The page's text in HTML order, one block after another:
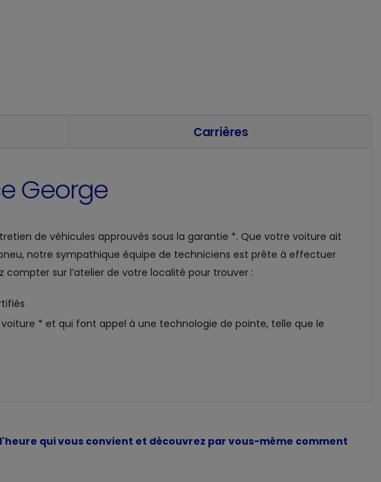
Carrières
George
de véhicules approuvés sous la garantie *. Que votre voiture ait
notre sympathique équipe de techniciens est prête à effectuer
sur l’atelier de votre localité pour trouver :
* et qui font appel à une technologie de pointe, telle que le
qui vous convient et découvrez par vous-même comment